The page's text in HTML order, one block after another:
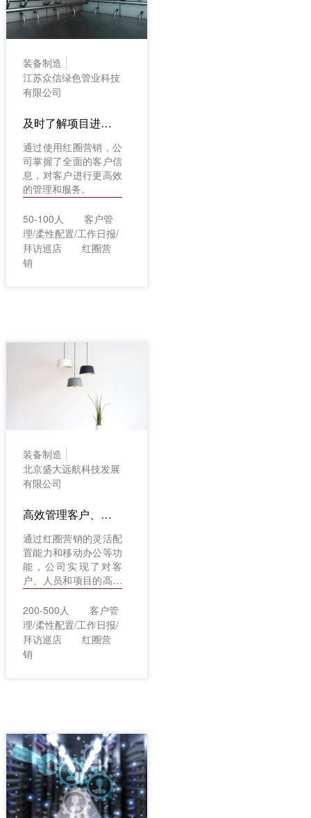
装备制造
江苏众信绿色管业科技
有限公司
及时了解项目进展 高效维系客情关系
通过使用红圈营销，公
司掌握了全面的客户信
息，对客户进行更高效
的管理和服务。
50-100人
客户管
理/柔性配置/工作日报/
拜访巡店
红圈营
销
装备制造
北京盛大远航科技发展
有限公司
高效管理客户、员工及项目
通过红圈营销的灵活配
置能力和移动办公等功
能，公司实现了对客
户、人员和项目的高效
管理。
200-500人
客户管
理/柔性配置/工作日报/
拜访巡店
红圈营
销